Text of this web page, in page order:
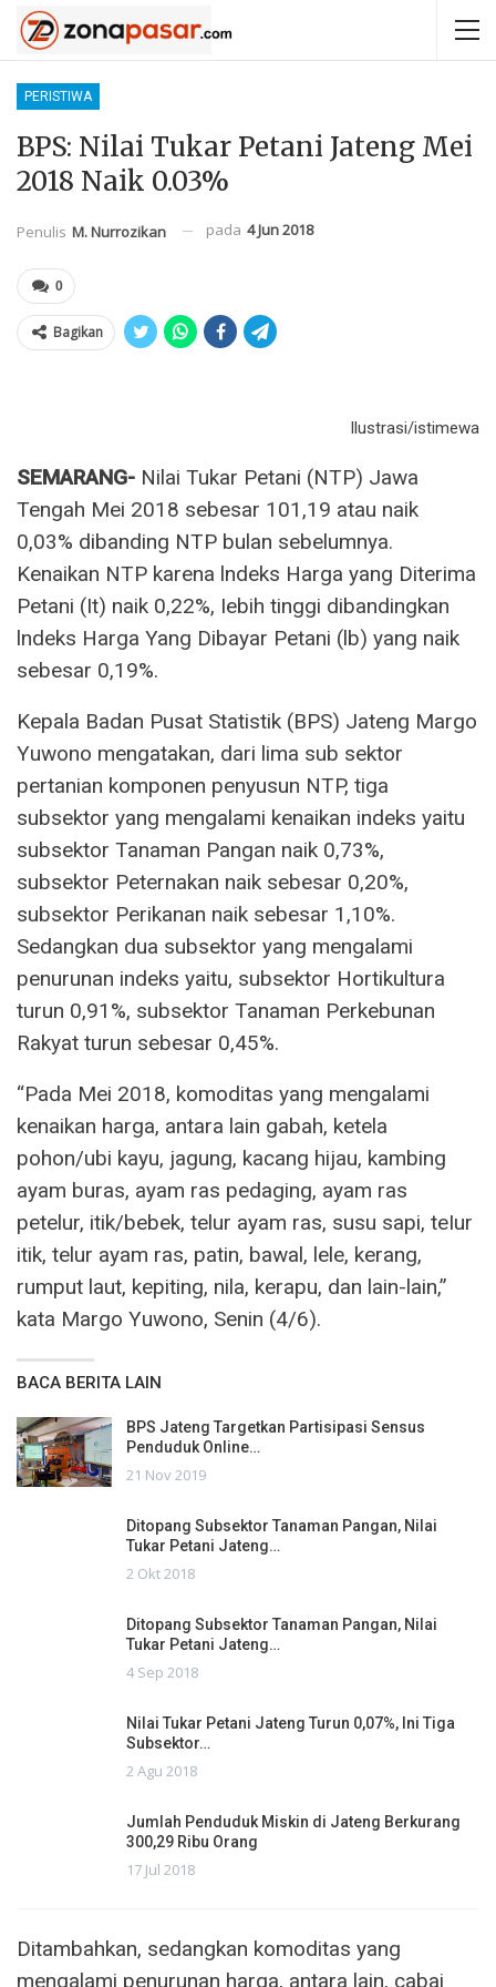
PERISTIWA
BPS: Nilai Tukar Petani Jateng Mei
2018 Naik 0.03%
Penulis M. Nurrozikan pada 4 Jun 2018
0
Bagikan
Ilustrasi/istimewa
SEMARANG- Nilai Tukar Petani (NTP) Jawa
Tengah Mei 2018 sebesar 101,19 atau naik
0,03% dibanding NTP bulan sebelumnya.
Kenaikan NTP karena lndeks Harga yang Diterima
Petani (It) naik 0,22%, Iebih tinggi dibandingkan
lndeks Harga Yang Dibayar Petani (lb) yang naik
sebesar 0,19%.
Kepala Badan Pusat Statistik (BPS) Jateng Margo
Yuwono mengatakan, dari lima sub sektor
pertanian komponen penyusun NTP, tiga
subsektor yang mengalami kenaikan indeks yaitu
subsektor Tanaman Pangan naik 0,73%,
subsektor Peternakan naik sebesar 0,20%,
subsektor Perikanan naik sebesar 1,10%.
Sedangkan dua subsektor yang mengalami
penurunan indeks yaitu, subsektor Hortikultura
turun 0,91%, subsektor Tanaman Perkebunan
Rakyat turun sebesar 0,45%.
“Pada Mei 2018, komoditas yang mengalami
kenaikan harga, antara lain gabah, ketela
pohon/ubi kayu, jagung, kacang hijau, kambing
ayam buras, ayam ras pedaging, ayam ras
petelur, itik/bebek, telur ayam ras, susu sapi, teIur
itik, telur ayam ras, patin, bawal, lele, kerang,
rumput laut, kepiting, nila, kerapu, dan lain-lain,”
kata Margo Yuwono, Senin (4/6).
BACA BERITA LAIN
BPS Jateng Targetkan Partisipasi Sensus
Penduduk Online…
21 Nov 2019
Ditopang Subsektor Tanaman Pangan, Nilai
Tukar Petani Jateng…
2 Okt 2018
Ditopang Subsektor Tanaman Pangan, Nilai
Tukar Petani Jateng…
4 Sep 2018
Nilai Tukar Petani Jateng Turun 0,07%, Ini Tiga
Subsektor…
2 Agu 2018
Jumlah Penduduk Miskin di Jateng Berkurang
300,29 Ribu Orang
17 Jul 2018
Ditambahkan, sedangkan komoditas yang
mengalami penurunan harga, antara lain, cabai